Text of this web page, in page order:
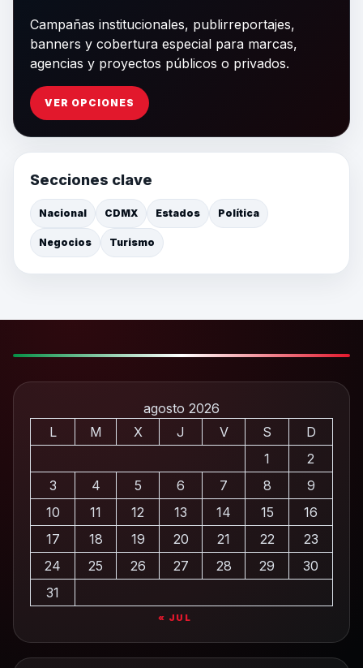
Campañas institucionales, publirreportajes,
banners y cobertura especial para marcas,
agencias y proyectos públicos o privados.
VER OPCIONES
Secciones clave
Nacional CDMX Estados Política
Negocios Turismo
agosto 2026
L
M X J V S
D
1
2
3
4 5 6 7 8
9
10
11 12 13 14 15
16
17
18 19 20 21 22
23
24
25 26 27 28 29
30
31
« JUL